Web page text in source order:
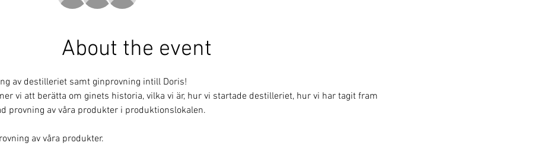
About the event
av destilleriet samt ginprovning intill Doris!
vi att berätta om ginets historia, vilka vi är, hur vi startade destilleriet, hur vi har tagit fram
provning av våra produkter i produktionslokalen.
av våra produkter.